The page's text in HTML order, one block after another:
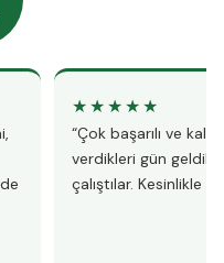
★★★★★
“Çok başarılı ve
verdikleri gün
çalıştılar. Kesinlikle